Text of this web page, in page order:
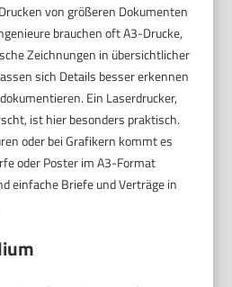
von größeren Dokumenten
brauchen oft A3-Drucke,
Zeichnungen in übersichtlicher
sich Details besser erkennen
Ein Laserdrucker,
ist hier besonders praktisch.
oder bei Grafikern kommt es
oder Poster im A3-Format
einfache Briefe und Verträge in